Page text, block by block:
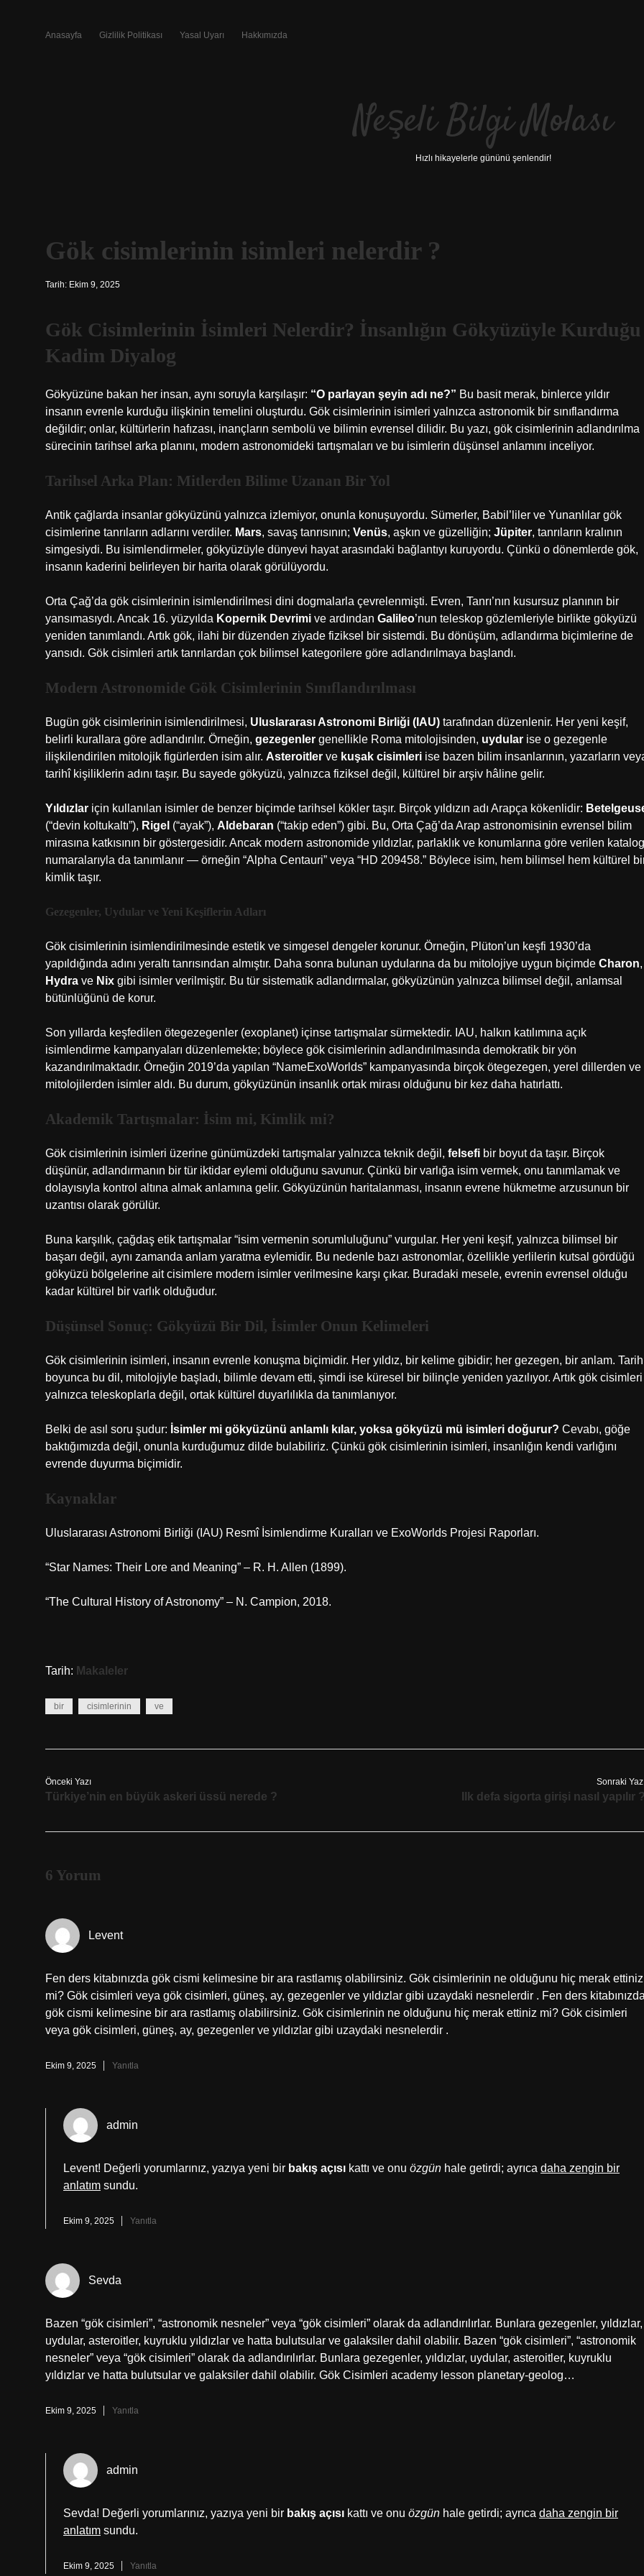
Anasayfa Gizlilik Politikası Yasal Uyarı Hakkımızda
Neşeli Bilgi Molası
Hızlı hikayelerle gününü şenlendir!
Gök cisimlerinin isimleri nelerdir ?
Tarih: Ekim 9, 2025
Gök Cisimlerinin İsimleri Nelerdir? İnsanlığın Gökyüzüyle Kurduğu
Kadim Diyalog
Gökyüzüne bakan her insan, aynı soruyla karşılaşır: “O parlayan şeyin adı ne?” Bu basit merak, binlerce yıldır
insanın evrenle kurduğu ilişkinin temelini oluşturdu. Gök cisimlerinin isimleri yalnızca astronomik bir sınıflandırma
değildir; onlar, kültürlerin hafızası, inançların sembolü ve bilimin evrensel dilidir. Bu yazı, gök cisimlerinin adlandırılma
sürecinin tarihsel arka planını, modern astronomideki tartışmaları ve bu isimlerin düşünsel anlamını inceliyor.
Tarihsel Arka Plan: Mitlerden Bilime Uzanan Bir Yol
Antik çağlarda insanlar gökyüzünü yalnızca izlemiyor, onunla konuşuyordu. Sümerler, Babil’liler ve Yunanlılar gök
cisimlerine tanrıların adlarını verdiler. Mars, savaş tanrısının; Venüs, aşkın ve güzelliğin; Jüpiter, tanrıların kralının
simgesiydi. Bu isimlendirmeler, gökyüzüyle dünyevi hayat arasındaki bağlantıyı kuruyordu. Çünkü o dönemlerde gök,
insanın kaderini belirleyen bir harita olarak görülüyordu.
Orta Çağ’da gök cisimlerinin isimlendirilmesi dini dogmalarla çevrelenmişti. Evren, Tanrı’nın kusursuz planının bir
yansımasıydı. Ancak 16. yüzyılda Kopernik Devrimi ve ardından Galileo’nun teleskop gözlemleriyle birlikte gökyüzü
yeniden tanımlandı. Artık gök, ilahi bir düzenden ziyade fiziksel bir sistemdi. Bu dönüşüm, adlandırma biçimlerine de
yansıdı. Gök cisimleri artık tanrılardan çok bilimsel kategorilere göre adlandırılmaya başlandı.
Modern Astronomide Gök Cisimlerinin Sınıflandırılması
Bugün gök cisimlerinin isimlendirilmesi, Uluslararası Astronomi Birliği (IAU) tarafından düzenlenir. Her yeni keşif,
belirli kurallara göre adlandırılır. Örneğin, gezegenler genellikle Roma mitolojisinden, uydular ise o gezegenle
ilişkilendirilen mitolojik figürlerden isim alır. Asteroitler ve kuşak cisimleri ise bazen bilim insanlarının, yazarların
tarihî kişiliklerin adını taşır. Bu sayede gökyüzü, yalnızca fiziksel değil, kültürel bir arşiv hâline gelir.
Yıldızlar için kullanılan isimler de benzer biçimde tarihsel kökler taşır. Birçok yıldızın adı Arapça kökenlidir:
(“devin koltukaltı”), Rigel (“ayak”), Aldebaran (“takip eden”) gibi. Bu, Orta Çağ’da Arap astronomisinin evrensel bilim
mirasına katkısının bir göstergesidir. Ancak modern astronomide yıldızlar, parlaklık ve konumlarına göre verilen katalog
numaralarıyla da tanımlanır — örneğin “Alpha Centauri” veya “HD 209458.” Böylece isim, hem bilimsel hem kültürel
kimlik taşır.
Gezegenler, Uydular ve Yeni Keşiflerin Adları
Gök cisimlerinin isimlendirilmesinde estetik ve simgesel dengeler korunur. Örneğin, Plüton’un keşfi 1930’da
yapıldığında adını yeraltı tanrısından almıştır. Daha sonra bulunan uydularına da bu mitolojiye uygun biçimde Charon,
Hydra ve Nix gibi isimler verilmiştir. Bu tür sistematik adlandırmalar, gökyüzünün yalnızca bilimsel değil, anlamsal
bütünlüğünü de korur.
Son yıllarda keşfedilen ötegezegenler (exoplanet) içinse tartışmalar sürmektedir. IAU, halkın katılımına açık
isimlendirme kampanyaları düzenlemekte; böylece gök cisimlerinin adlandırılmasında demokratik bir yön
kazandırılmaktadır. Örneğin 2019’da yapılan “NameExoWorlds” kampanyasında birçok ötegezegen, yerel dillerden ve
mitolojilerden isimler aldı. Bu durum, gökyüzünün insanlık ortak mirası olduğunu bir kez daha hatırlattı.
Akademik Tartışmalar: İsim mi, Kimlik mi?
Gök cisimlerinin isimleri üzerine günümüzdeki tartışmalar yalnızca teknik değil, felsefi bir boyut da taşır. Birçok
düşünür, adlandırmanın bir tür iktidar eylemi olduğunu savunur. Çünkü bir varlığa isim vermek, onu tanımlamak ve
dolayısıyla kontrol altına almak anlamına gelir. Gökyüzünün haritalanması, insanın evrene hükmetme arzusunun bir
uzantısı olarak görülür.
Buna karşılık, çağdaş etik tartışmalar “isim vermenin sorumluluğunu” vurgular. Her yeni keşif, yalnızca bilimsel bir
başarı değil, aynı zamanda anlam yaratma eylemidir. Bu nedenle bazı astronomlar, özellikle yerlilerin kutsal gördüğü
gökyüzü bölgelerine ait cisimlere modern isimler verilmesine karşı çıkar. Buradaki mesele, evrenin evrensel olduğu
kadar kültürel bir varlık olduğudur.
Düşünsel Sonuç: Gökyüzü Bir Dil, İsimler Onun Kelimeleri
Gök cisimlerinin isimleri, insanın evrenle konuşma biçimidir. Her yıldız, bir kelime gibidir; her gezegen, bir anlam. Tarih
boyunca bu dil, mitolojiyle başladı, bilimle devam etti, şimdi ise küresel bir bilinçle yeniden yazılıyor. Artık gök cisimleri
yalnızca teleskoplarla değil, ortak kültürel duyarlılıkla da tanımlanıyor.
Belki de asıl soru şudur: İsimler mi gökyüzünü anlamlı kılar, yoksa gökyüzü mü isimleri doğurur? Cevabı, göğe
baktığımızda değil, onunla kurduğumuz dilde bulabiliriz. Çünkü gök cisimlerinin isimleri, insanlığın kendi varlığını
evrende duyurma biçimidir.
Kaynaklar
Uluslararası Astronomi Birliği (IAU) Resmî İsimlendirme Kuralları ve ExoWorlds Projesi Raporları.
“Star Names: Their Lore and Meaning” – R. H. Allen (1899).
“The Cultural History of Astronomy” – N. Campion, 2018.
Tarih: Makaleler
bir cisimlerinin ve
Önceki Yazı
Türkiye’nin en büyük askeri üssü nerede ?
Sonraki
Ilk defa sigorta girişi nasıl yapılır
6 Yorum
Levent
Fen ders kitabınızda gök cismi kelimesine bir ara rastlamış olabilirsiniz. Gök cisimlerinin ne olduğunu hiç merak ettiniz
mi? Gök cisimleri veya gök cisimleri, güneş, ay, gezegenler ve yıldızlar gibi uzaydaki nesnelerdir . Fen ders
gök cismi kelimesine bir ara rastlamış olabilirsiniz. Gök cisimlerinin ne olduğunu hiç merak ettiniz mi? Gök cisimleri
veya gök cisimleri, güneş, ay, gezegenler ve yıldızlar gibi uzaydaki nesnelerdir .
Ekim 9, 2025 Yanıtla
admin
Levent! Değerli yorumlarınız, yazıya yeni bir bakış açısı kattı ve onu özgün hale getirdi; ayrıca daha zengin bir
anlatım sundu.
Ekim 9, 2025 Yanıtla
Sevda
Bazen “gök cisimleri”, “astronomik nesneler” veya “gök cisimleri” olarak da adlandırılırlar. Bunlara gezegenler, yıldızlar,
uydular, asteroitler, kuyruklu yıldızlar ve hatta bulutsular ve galaksiler dahil olabilir. Bazen “gök cisimleri”, “astronomik
nesneler” veya “gök cisimleri” olarak da adlandırılırlar. Bunlara gezegenler, yıldızlar, uydular, asteroitler, kuyruklu
yıldızlar ve hatta bulutsular ve galaksiler dahil olabilir. Gök Cisimleri academy lesson planetary-geolog…
Ekim 9, 2025 Yanıtla
admin
Sevda! Değerli yorumlarınız, yazıya yeni bir bakış açısı kattı ve onu özgün hale getirdi; ayrıca daha zengin bir
anlatım sundu.
Ekim 9, 2025 Yanıtla